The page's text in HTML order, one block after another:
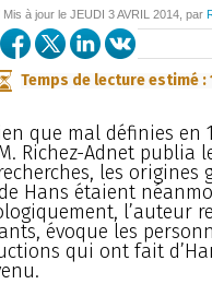
Mis à jour le JEUDI 3 AVRIL 2014, par
Temps de lecture estimé :
que mal définies en
Richez-Adnet publia
les origines
Hans étaient
l’auteur
évoque les
qui ont fait